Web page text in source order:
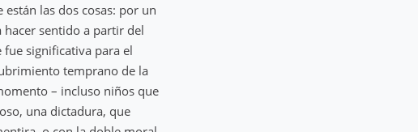
las dos cosas: por un
sentido a partir del
significativa para el
temprano de la
– incluso niños que
una dictadura, que